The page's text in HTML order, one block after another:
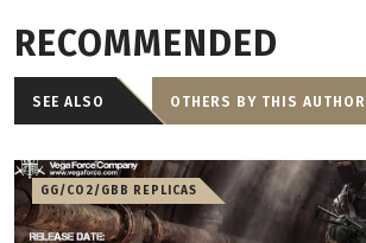
RECOMMENDED
SEE ALSO OTHERS BY THIS AUTHOR
GG/CO2/GBB REPLICAS